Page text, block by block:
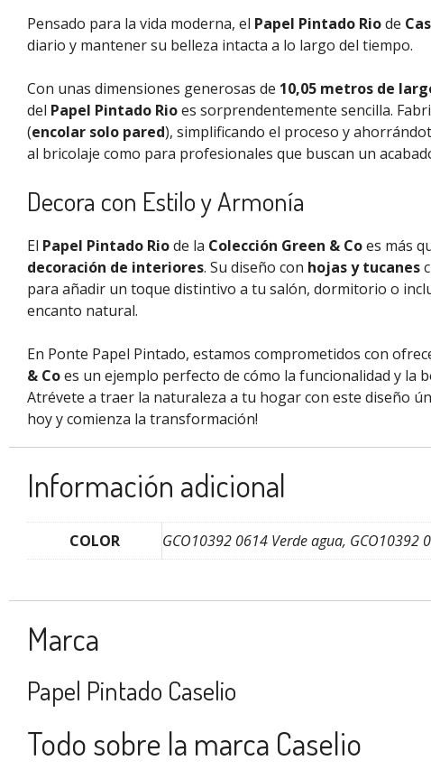
Pensado para la vida moderna, el Papel Pintado Riode
diario y mantener su belleza intacta a lo largo del tiempo.
Con unas dimensiones generosas de 10,05 metros de
del Papel Pintado Rioes sorprendentemente sencilla.
(encolar solo pared), simplificando el proceso y
al bricolaje como para profesionales que buscan un
Decora con Estilo y Armonía
El Papel Pintado Riode la Colección Green & Coes más
decoración de interiores. Su diseño con hojas y tucanes
para añadir un toque distintivo a tu salón, dormitorio o
encanto natural.
En Ponte Papel Pintado, estamos comprometidos con
& Coes un ejemplo perfecto de cómo la funcionalidad y la
Atrévete a traer la naturaleza a tu hogar con este diseño
hoy y comienza la transformación!
Información adicional
COLOR GCO10392 0614 Verde agua, GCO10392
Marca
Papel Pintado Caselio
Todo sobre la marca Caselio